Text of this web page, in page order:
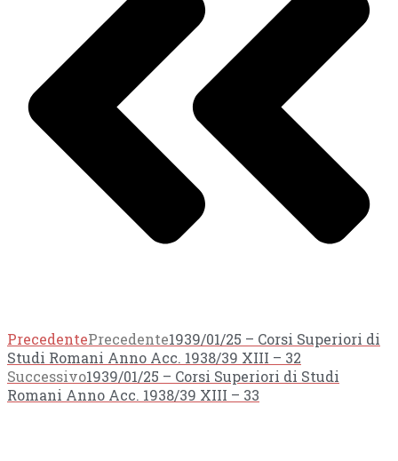
PrecedentePrecedente1939/01/25 – Corsi Superiori di
Studi Romani Anno Acc. 1938/39 XIII – 32
Successivo1939/01/25 – Corsi Superiori di Studi
Romani Anno Acc. 1938/39 XIII – 33